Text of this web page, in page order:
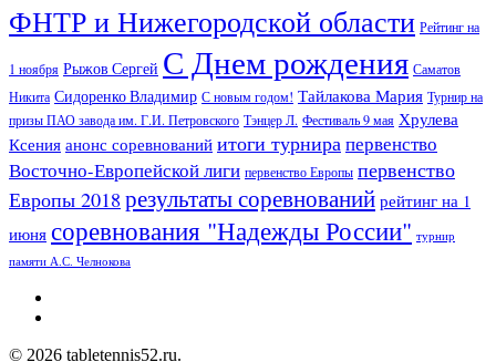
ФНТР и Нижегородской области Рейтинг на
1 ноября Рыжов Сергей С Днем рождения Саматов
Никита Сидоренко Владимир С новым годом! Тайлакова Мария Турнир на
призы ПАО завода им. Г.И. Петровского Тэнцер Л. Фестиваль 9 мая Хрулева
Ксения анонс соревнований итоги турнира первенство
Восточно-Европейской лиги первенство Европы первенство
Европы 2018 результаты соревнований рейтинг на 1
июня соревнования "Надежды России" турнир
памяти А.С. Челнокова
© 2026 tabletennis52.ru.